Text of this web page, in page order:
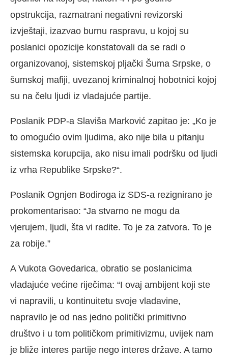
opstrukcija, razmatrani negativni revizorski
izvještaji, izazvao burnu raspravu, u kojoj su
poslanici opozicije konstatovali da se radi o
organizovanoj, sistemskoj pljački Šuma Srpske, o
šumskoj mafiji, uvezanoj kriminalnoj hobotnici kojoj
su na čelu ljudi iz vladajuće partije.
Poslanik PDP-a Slaviša Marković zapitao je: „Ko je
to omogućio ovim ljudima, ako nije bila u pitanju
sistemska korupcija, ako nisu imali podršku od ljudi
iz vrha Republike Srpske?“.
Poslanik Ognjen Bodiroga iz SDS-a rezignirano je
prokomentarisao: “Ja stvarno ne mogu da
vjerujem, ljudi, šta vi radite. To je za zatvora. To je
za robije.”
A Vukota Govedarica, obratio se poslanicima
vladajuće većine riječima: “I ovaj ambijent koji ste
vi napravili, u kontinuitetu svoje vladavine,
napravilo je od nas jedno politički primitivno
društvo i u tom političkom primitivizmu, uvijek nam
je bliže interes partije nego interes države. A tamo